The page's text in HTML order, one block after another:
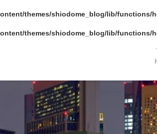
themes/shiodome_blog/lib/functions/
themes/shiodome_blog/lib/functions/